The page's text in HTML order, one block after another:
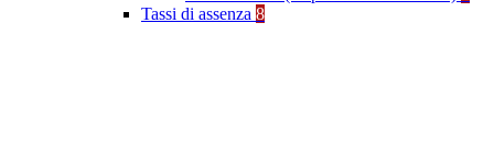
Tassi di assenza 8